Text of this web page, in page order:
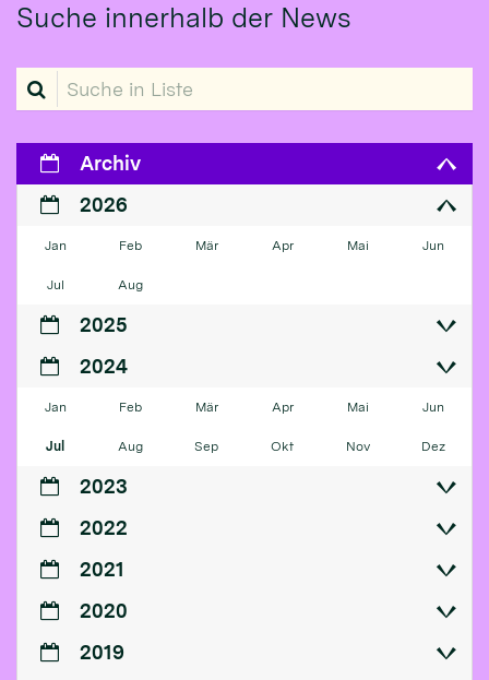
Suche innerhalb der News
Suche in Liste
Archiv
2026
Jan Feb Mär Apr Mai Jun
Jul Aug
2025
2024
Jan Feb Mär Apr Mai Jun
Jul Aug Sep Okt Nov Dez
2023
2022
2021
2020
2019